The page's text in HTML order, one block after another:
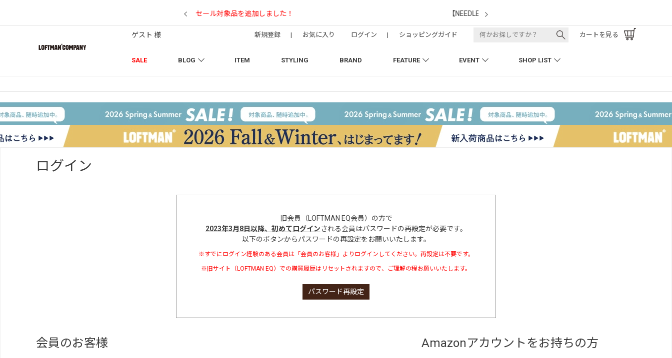
【NEEDLESの別注】50周年 H.D. Track Pant
SALE BLOG ITEM STYLING BRAND FEATURE EVENT SHOP LIST
ゲスト 様 新規登録 | お気に入り ログイン | ショッピングガイド カートを見る
ログイン
旧会員（LOFTMAN EQ会員）の方で
2023年3月8日以降、初めてログインされる会員はパスワードの再設定が必要です。
以下のボタンからパスワードの再設定をお願いいたします。
※すでにログイン経験のある会員は「会員のお客様」よりログインしてください。再設定は不要です。
※旧サイト（LOFTMAN EQ）での購買履歴はリセットされますので、ご理解の程お願いいたします。
パスワード再設定
会員のお客様 Amazonアカウントをお持ちの方